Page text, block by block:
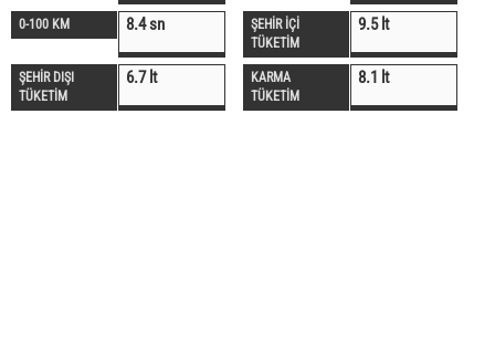
0-100 KM 8.4 sn
ŞEHİR İÇİ
TÜKETİM
9.5 lt
ŞEHİR DIŞI
TÜKETİM
6.7 lt
KARMA
TÜKETİM
8.1 lt